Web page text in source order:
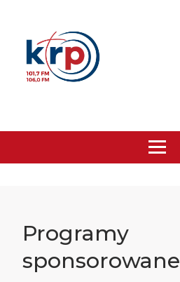
Programy
sponsorowane